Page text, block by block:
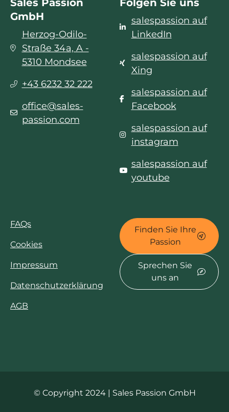
GmbH
Herzog-Odilo-
Straße 34a, A -
5310 Mondsee
+43 6232 32 222
office@sales-
passion.com
salespassion auf
LinkedIn
salespassion auf
Xing
salespassion auf
Facebook
salespassion auf
instagram
salespassion auf
youtube
FAQs
Cookies
Impressum
Datenschutzerklärung
AGB
Finden Sie Ihre
Passion
Sprechen Sie
uns an
© Copyright 2024 | Sales Passion GmbH